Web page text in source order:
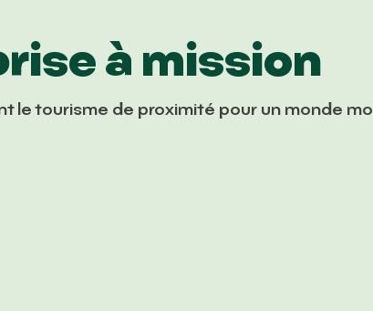
à mission
le tourisme de proximité pour un monde